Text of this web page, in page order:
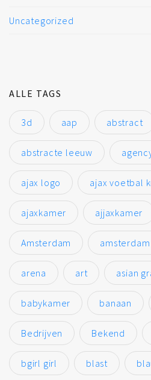
Uncategorized
ALLE TAGS
3d aap abstract
abstracte leeuw
ajax logo ajax voetbal
ajaxkamer ajjaxkamer
Amsterdam
arena art asian
babykamer banaan
Bedrijven Bekend
bgirl girl blast